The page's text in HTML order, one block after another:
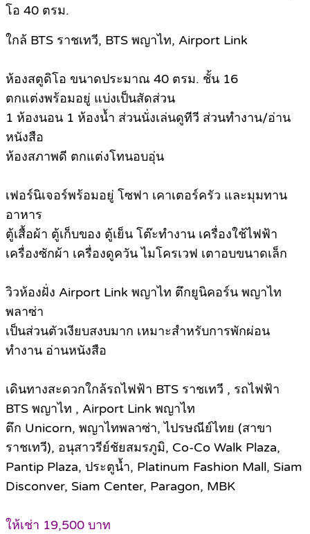
โอ 40 ตรม.
ใกล้ BTS ราชเทวี, BTS พญาไท, Airport Link
ห้องสตูดิโอ ขนาดประมาณ 40 ตรม. ชั้น 16
ตกแต่งพร้อมอยู่ แบ่งเป็นสัดส่วน
1 ห้องนอน 1 ห้องน้ำ ส่วนนั่งเล่นดูทีวี ส่วนทำงาน/อ่าน
หนังสือ
ห้องสภาพดี ตกแต่งโทนอบอุ่น
เฟอร์นิเจอร์พร้อมอยู่ โซฟา เคาเตอร์ครัว และมุมทาน
อาหาร
ตู้เสื้อผ้า ตู้เก็บของ ตู้เย็น โต๊ะทำงาน เครื่องใช้ไฟฟ้า
เครื่องซักผ้า เครื่องดูควัน ไมโครเวฟ เตาอบขนาดเล็ก
วิวห้องฝั่ง Airport Link พญาไท ตึกยูนิคอร์น พญาไท
พลาซ่า
เป็นส่วนตัวเงียบสงบมาก เหมาะสำหรับการพักผ่อน
ทำงาน อ่านหนังสือ
เดินทางสะดวกใกล้รถไฟฟ้า BTS ราชเทวี , รถไฟฟ้า
BTS พญาไท , Airport Link พญาไท
ตึก Unicorn, พญาไทพลาซ่า, ไปรษณีย์ไทย (สาขา
ราชเทวี), อนุสาวรีย์ชัยสมรภูมิ, Co-Co Walk Plaza,
Pantip Plaza, ประตูน้ำ, Platinum Fashion Mall, Siam
Disconver, Siam Center, Paragon, MBK
ให้เช่า 19,500 บาท